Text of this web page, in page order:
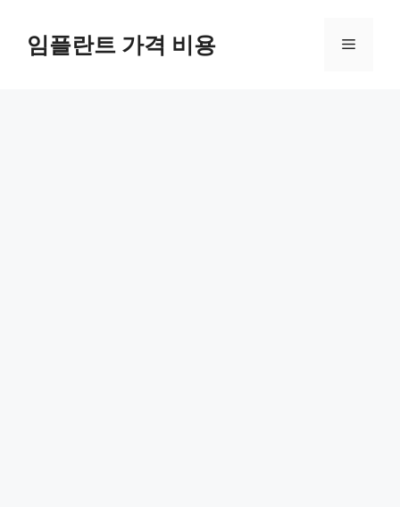
content임플란트 가격 비용 Menu